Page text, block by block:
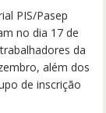
PIS/Pasep
no dia 17 de
da
além dos
de inscrição